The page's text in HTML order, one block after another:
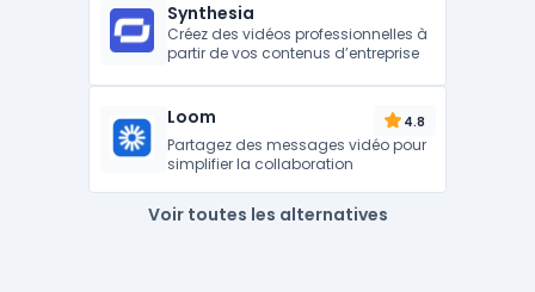
Synthesia
Créez des vidéos professionnelles à
partir de vos contenus d’entreprise
Loom 4.8
Partagez des messages vidéo pour
simplifier la collaboration
Voir toutes les alternatives